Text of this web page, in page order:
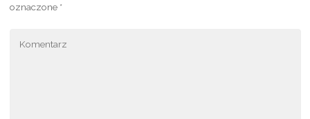
oznaczone *